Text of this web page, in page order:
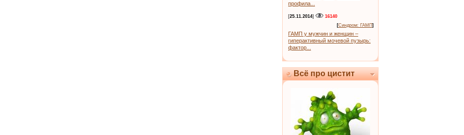
профила...
[25.11.2014]
16140
[Синдром: ГАМП]
ГАМП у мужчин и женщин –
гиперактивный мочевой пузырь:
фактор...
Всё про цистит